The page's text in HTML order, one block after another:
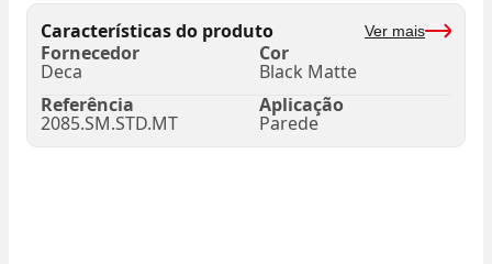
Características do produto Ver mais
Fornecedor
Deca
Cor
Black Matte
Referência
2085.SM.STD.MT
Aplicação
Parede